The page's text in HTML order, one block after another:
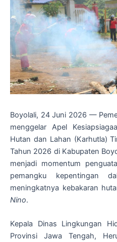
Boyolali, 24 Juni 2026 —
menggelar Apel
Hutan dan Lahan (Karhutla)
Tahun 2026 di Kabupaten
menjadi momentum
pemangku kepentingan
meningkatnya kebakaran
Nino.
Kepala Dinas Lingkungan
Provinsi Jawa Tengah,